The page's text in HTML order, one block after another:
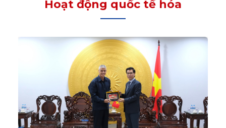
Hoạt động quốc tế hóa